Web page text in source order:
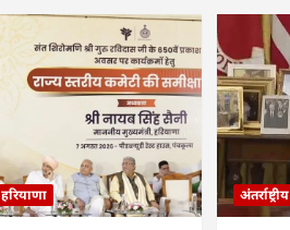
हरियाणा अंतर्राष्ट्रीय